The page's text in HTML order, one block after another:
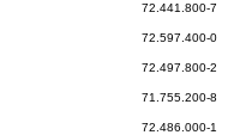
72.441.800-7
72.597.400-0
72.497.800-2
71.755.200-8
72.486.000-1